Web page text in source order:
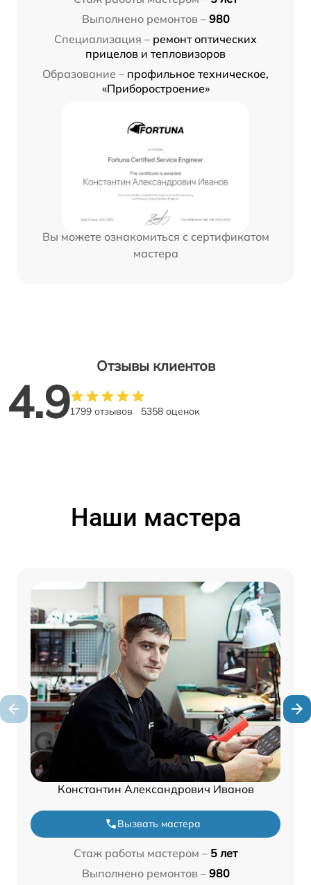
Выполнено ремонтов – 980
Специализация – ремонт оптических
прицелов и тепловизоров
Образование – профильное техническое,
«Приборостроение»
Вы можете ознакомиться с сертификатом
мастера
Отзывы клиентов
4.91799 отзывов 5358 оценок
Наши мастера
Константин Александрович Иванов
Вызвать мастера
Стаж работы мастером – 5 лет
Выполнено ремонтов – 980